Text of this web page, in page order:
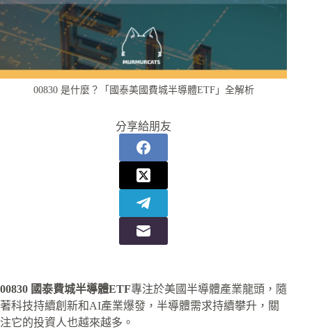
00830 是什麼？「國泰美國費城半導體ETF」全解析
分享給朋友
00830 國泰費城半導體ETF專注於美國半導體產業龍頭，隨
著科技持續創新和AI產業爆發，半導體需求持續攀升，關
注它的投資人也越來越多。